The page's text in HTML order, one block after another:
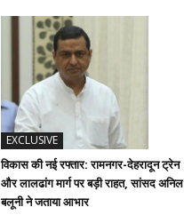
EXCLUSIVE
विकास की नई रफ्तार: रामनगर-देहरादून ट्रेन
और लालढांग मार्ग पर बड़ी राहत, सांसद अनिल
बलूनी ने जताया आभार